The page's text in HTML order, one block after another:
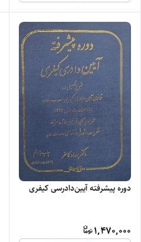
دوره پیشرفته آیین‌دادرسی کیفری
1,470,000